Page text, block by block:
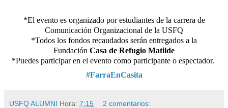
*El evento es organizado por estudiantes de la carrera de
Comunicación Organizacional de la USFQ
*Todos los fondos recaudados serán entregados a la
Fundación Casa de Refugio Matilde
*Puedes participar en el evento como participante o espectador.
#FarraEnCasita
USFQ ALUMNI Hora: 7:15 2 comentarios: